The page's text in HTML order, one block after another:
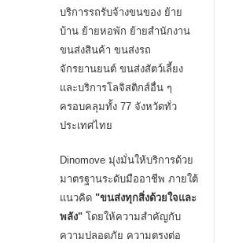
บริการรถรับจ้างขนของ ย้าย
บ้าน ย้ายหอพัก ย้ายสำนักงาน
ขนส่งสินค้า ขนส่งรถ
จักรยานยนต์ ขนส่งสัตว์เลี้ยง
และบริการโลจิสติกส์อื่น ๆ
ครอบคลุมทั้ง 77 จังหวัดทั่ว
ประเทศไทย
Dinomove มุ่งมั่นให้บริการด้วย
มาตรฐานระดับมืออาชีพ ภายใต้
แนวคิด "ขนส่งทุกสิ่งด้วยใจและ
พลัง" โดยให้ความสำคัญกับ
ความปลอดภัย ความตรงต่อ